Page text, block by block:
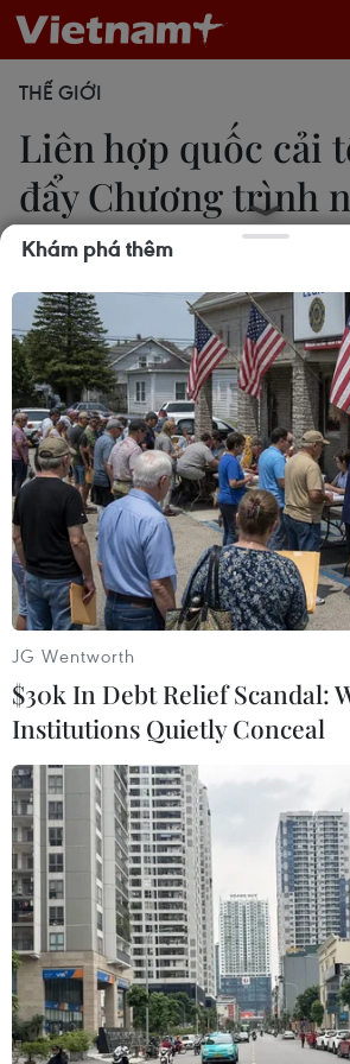
THẾ GIỚI
Liên hợp quốc cải
đẩy Chương trình
2030
06/07/2017 07:36
Chương trình nghị sự 2030 là
trùm, toàn diện nhất đối với
thế giới, để đạt được cần phải
mạnh mẽ hệ thống phát triển của
Tổng thư ký Liên hợp quốc Antonio
Kyodo/TTXVN)
Ngày 5/7, Tổng Thư ký Liên
Guterres nhấn mạnh rằng hệ
quốc cần phải thay đổi một
giúp các nước đạt được mục
Khám phá thêm
JG Wentworth
$30k In Debt Relief Scandal:
Institutions Quietly Conceal